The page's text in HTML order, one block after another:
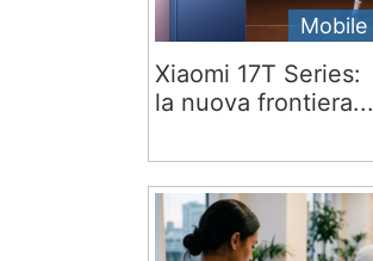
Mobile
Xiaomi 17T Series:
la nuova frontiera...